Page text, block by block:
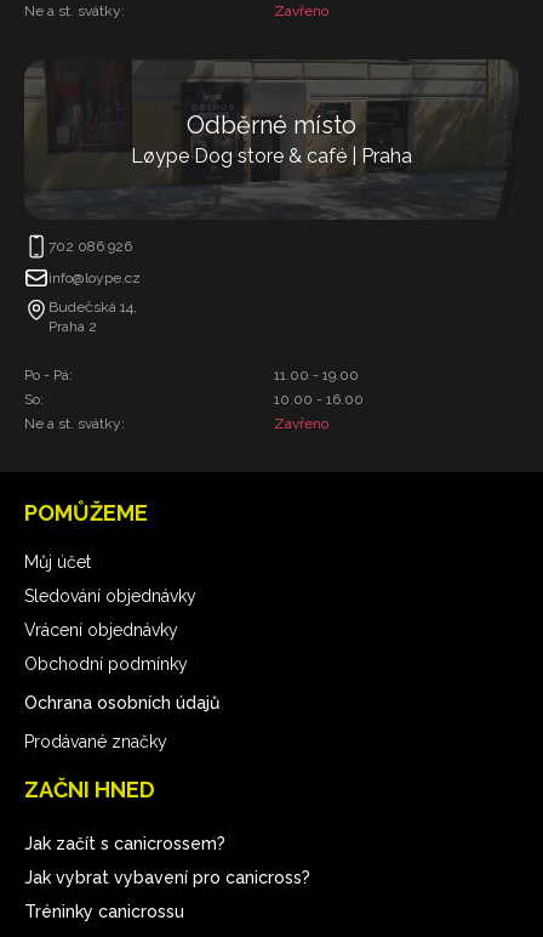
Ne a st. svátky:
Zavřeno
Odběrné místo
Løype Dog store & café | Praha
702 086 926
info@loype.cz
Budečská 14,
Praha 2
Po - Pá:
So:
Ne a st. svátky:
11.00 - 19.00
10.00 - 16.00
Zavřeno
POMŮŽEME
Můj účet
Sledování objednávky
Vrácení objednávky
Obchodní podmínky
Ochrana osobních údajů
Prodávané značky
ZAČNI HNED
Jak začít s canicrossem?
Jak vybrat vybavení pro canicross?
Tréninky canicrossu